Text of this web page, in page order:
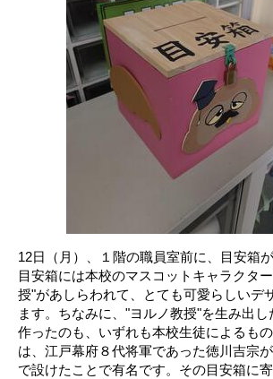
12日（月）、１階の職員室前に、目安箱
目安箱には本校のマスコットキャラクタ
授"があしらわれて、とても可愛らしいデ
ます。ちなみに、"ヨルノ教授"を生み出
作ったのも、いずれも本校生徒によるも
は、江戸幕府８代将軍であった徳川吉宗
で設けたことで有名です。その目安箱に